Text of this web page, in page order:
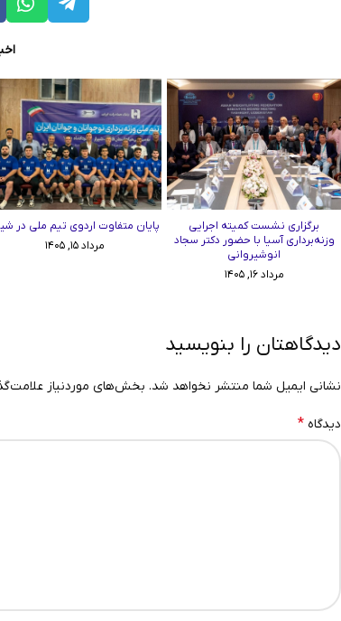
برگزاری نشست کمیته اجرایی
وزنه‌برداری آسیا با حضور دکتر سجاد
انوشیروانی
مرداد ۱۶, ۱۴۰۵
پایان متفاوت اردوی تیم ملی در
مرداد ۱۵, ۱۴۰۵
دیدگاهتان را بنویسید
نشانی ایمیل شما منتشر نخواهد شد. بخش‌های موردنیاز
دیدگاه *